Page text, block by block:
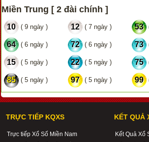
Miền Trung [ 2 đài chính ]
10 ( 9 ngày ) 12 ( 7 ngày ) 53
64 ( 6 ngày ) 72 ( 6 ngày ) 73
15 ( 5 ngày ) 22 ( 5 ngày ) 75
85 ( 5 ngày ) 97 ( 5 ngày ) 99
TRỰC TIẾP KQXS
Trực tiếp Xổ Số Miền Nam
KẾT QUẢ
Kết Quả Xổ